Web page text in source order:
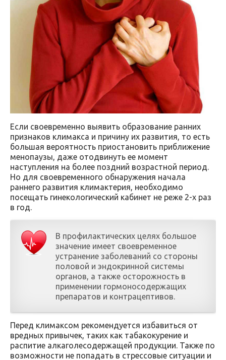
Если своевременно выявить образование ранних
признаков климакса и причину их развития, то есть
большая вероятность приостановить приближение
менопаузы, даже отодвинуть ее момент
наступления на более поздний возрастной период.
Но для своевременного обнаружения начала
раннего развития климактерия, необходимо
посещать гинекологический кабинет не реже 2-х раз
в год.
В профилактических целях большое
значение имеет своевременное
устранение заболеваний со стороны
половой и эндокринной системы
органов, а также осторожность в
применении гормоносодержащих
препаратов и контрацептивов.
Перед климаксом рекомендуется избавиться от
вредных привычек, таких как табакокурение и
распитие алкаголесодержащей продукции. Также по
возможности не попадать в стрессовые ситуации и